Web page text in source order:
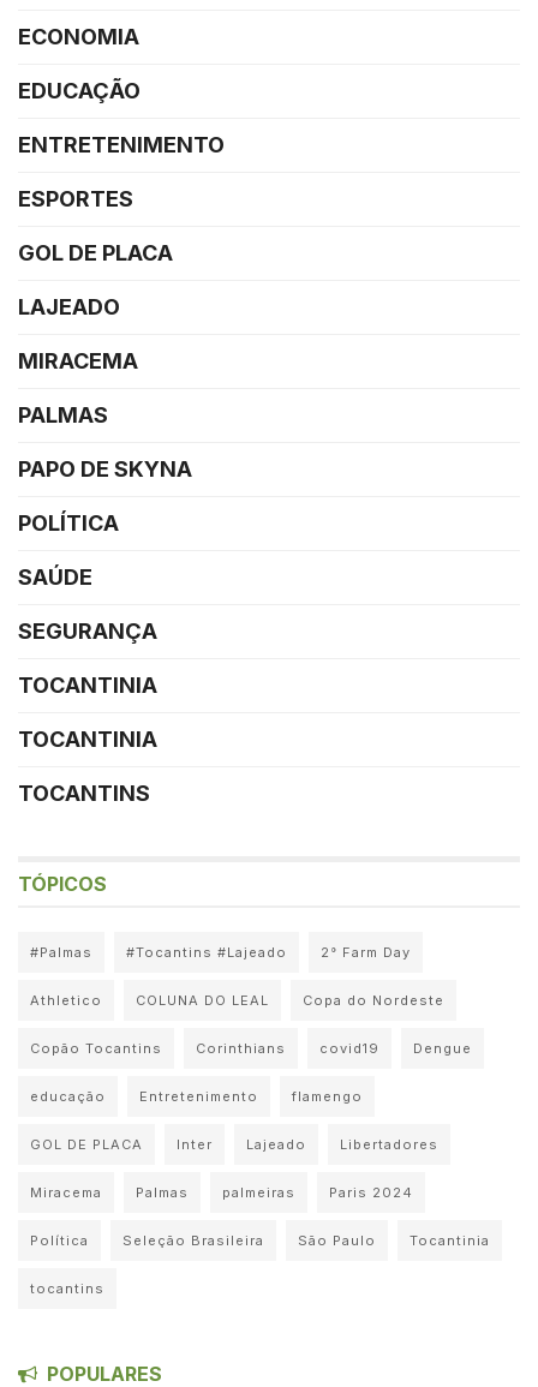
ECONOMIA
EDUCAÇÃO
ENTRETENIMENTO
ESPORTES
GOL DE PLACA
LAJEADO
MIRACEMA
PALMAS
PAPO DE SKYNA
POLÍTICA
SAÚDE
SEGURANÇA
TOCANTINIA
TOCANTINIA
TOCANTINS
TÓPICOS
#Palmas #Tocantins #Lajeado 2° Farm Day
Athletico COLUNA DO LEAL Copa do Nordeste
Copão Tocantins Corinthians covid19 Dengue
educação Entretenimento flamengo
GOL DE PLACA Inter Lajeado Libertadores
Miracema Palmas palmeiras Paris 2024
Política Seleção Brasileira São Paulo Tocantinia
tocantins
POPULARES